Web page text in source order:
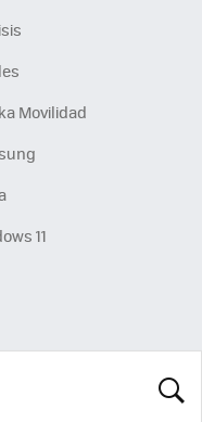
Movilidad
11